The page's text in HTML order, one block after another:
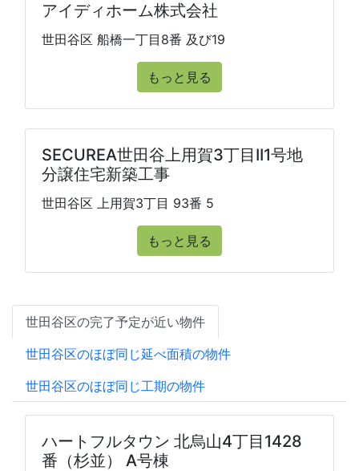
アイディホーム株式会社
世田谷区 船橋一丁目8番 及び19
もっと見る
SECUREA世田谷上用賀3丁目II1号地
分譲住宅新築工事
世田谷区 上用賀3丁目 93番 5
もっと見る
世田谷区の完了予定が近い物件
世田谷区のほぼ同じ延べ面積の物件
世田谷区のほぼ同じ工期の物件
ハートフルタウン 北烏山4丁目1428
番（杉並） A号棟